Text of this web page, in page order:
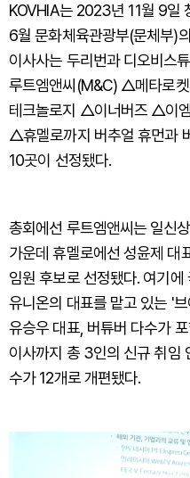
KOVHIA는 2023년 11월 9일
6월 문화체육관광부(문체부)
이사사는 두리번과 디오비
루트엠앤씨(M&C) △메타로
테크놀로지 △이너버즈 △이
△휴멜로까지 버추얼 휴먼과
10곳이 선정됐다.
총회에선 루트엠앤씨는 일신
가운데 휴멜로에선 성윤제 대
임원 후보로 선정됐다. 여기
유니온의 대표를 맡고 있는 '
유승우 대표, 버튜버 다수가
이사까지 총 3인의 신규 취임
수가 12개로 개편됐다.